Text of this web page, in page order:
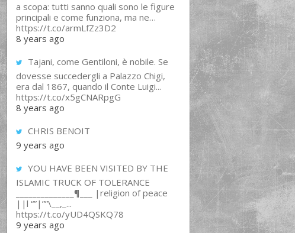
a scopa: tutti sanno quali sono le figure
principali e come funziona, ma ne…
https://t.co/armLfZz3D2
8 years ago
Tajani, come Gentiloni, è nobile. Se
dovesse succedergli a Palazzo Chigi,
era dal 1867, quando il Conte Luigi...
https://t.co/x5gCNARpgG
8 years ago
CHRIS BENOIT
9 years ago
YOU HAVE BEEN VISITED BY THE
ISLAMIC TRUCK OF TOLERANCE
______________¶___ |religion of peace
||l “”|””\__,_...
https://t.co/yUD4QSKQ78
9 years ago